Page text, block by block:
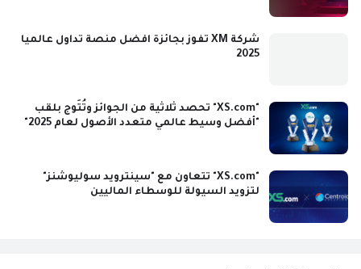
شركة XM تفوز بجائزة افضل منصة تداول عالميا
2025
"XS.com" تحصد ثلاثية من الجوائز وتُتَوج بلقب
"أفضل وسيط عالمي متعدد الأصول لعام 2025"
"XS.com" تتعاون مع "سينترويد سوليوشنز"
لتزويد السيولة للوسطاء الماليين